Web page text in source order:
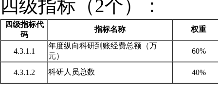
四级指标（2个）：
四级指标代
码
指标名称 权重
4.3.1.1
年度纵向科研到账经费总额（万
元）
60%
4.3.1.2 科研人员总数 40%